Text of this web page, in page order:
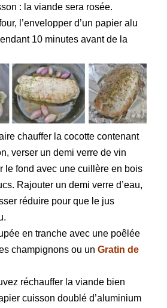
: la viande sera rosée.
l’envelopper d’un papier alu
10 minutes avant de la
chauffer la cocotte contenant
verser un demi verre de vin
le fond avec une cuillère en bois
Rajouter un demi verre d’eau,
réduire pour que le jus
en tranche avec une poêlée
champignons ou un Gratin de
réchauffer la viande bien
cuisson doublé d’aluminium